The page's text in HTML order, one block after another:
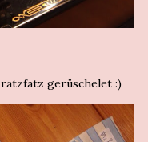
ratzfatz gerüschelet :)